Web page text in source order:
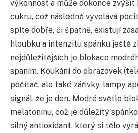
výkonnost a může dokonce zvýšit
cukru, což následně vyvolává
spíte dobře, či špatně, existují
hloubku a intenzitu spánku ještě
nejdůležitějších je blokace
spaním. Koukání do obrazovek
počítač, ale také zářivky, lampy
signál, že je den. Modré světlo
melatoninu, což je důležitý
silný antioxidant, který si tělo